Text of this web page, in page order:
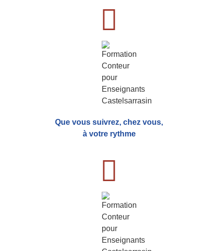
Que vous suivrez, chez vous,
à votre rythme